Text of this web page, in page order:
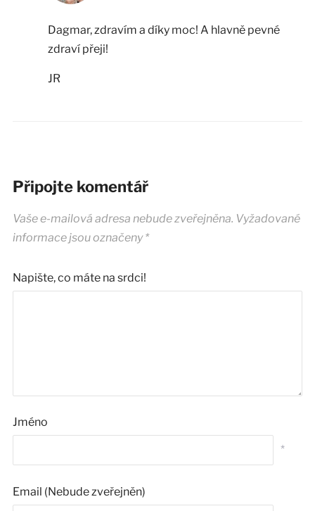
Dagmar, zdravím a díky moc! A hlavně pevné
zdraví přeji!
JR
Připojte komentář
Vaše e-mailová adresa nebude zveřejněna. Vyžadované
informace jsou označeny*
Napište, co máte na srdci!
Jméno
*
Email (Nebude zveřejněn)